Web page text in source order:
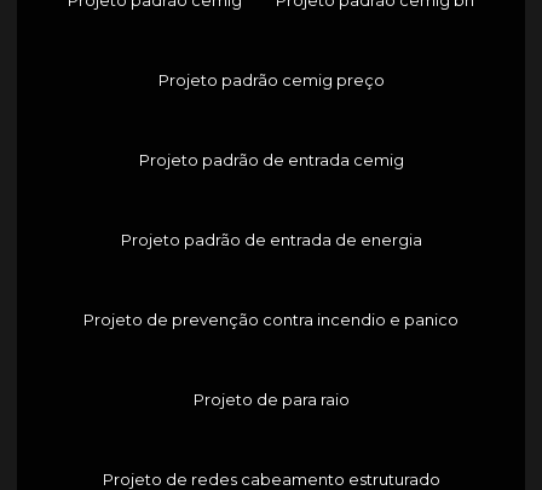
Projeto padrão cemig preço
Projeto padrão de entrada cemig
Projeto padrão de entrada de energia
Projeto de prevenção contra incendio e panico
Projeto de para raio
Projeto de redes cabeamento estruturado